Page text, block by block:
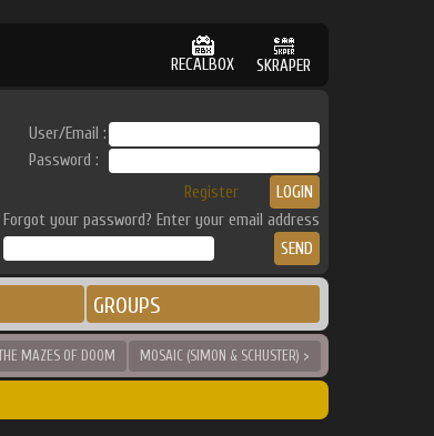
RECALBOX SKRAPER
User/Email :
Password :
Register
Forgot your password? Enter your email address
GROUPS
MAZES OF DOOM MOSAIC (SIMON & SCHUSTER) >